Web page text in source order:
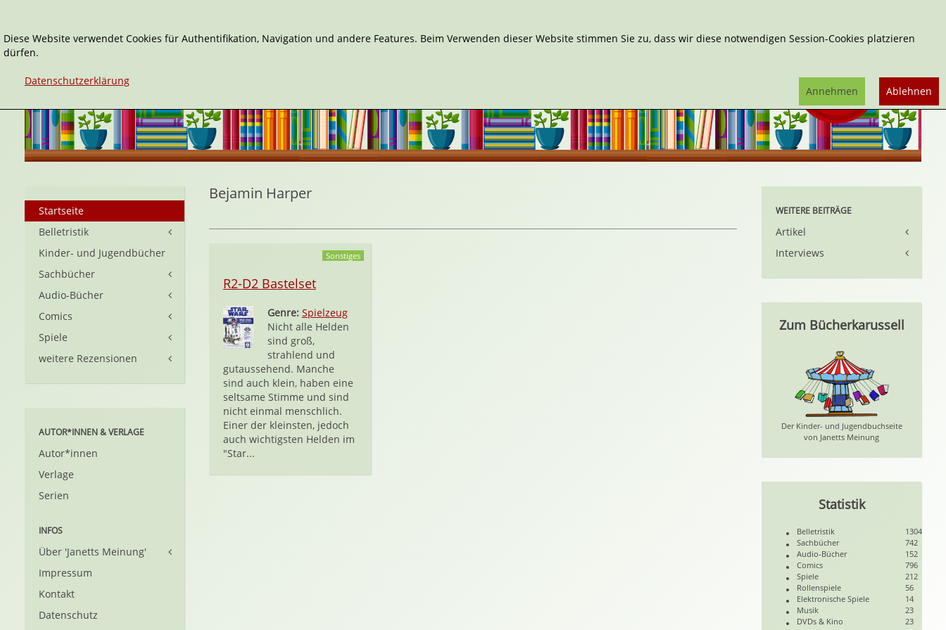
Bejamin Harper
Sonstiges
R2-D2 Bastelset
Genre: Spielzeug
Nicht alle Helden
sind groß,
strahlend und
gutaussehend. Manche
sind auch klein, haben eine
seltsame Stimme und sind
nicht einmal menschlich.
Einer der kleinsten, jedoch
auch wichtigsten Helden im
"Star...
Startseite
Belletristik
Kinder- und Jugendbücher
Sachbücher
Audio-Bücher
Comics
Spiele
weitere Rezensionen
AUTOR*INNEN & VERLAGE
Autor*innen
Verlage
Serien
INFOS
Über 'Janetts Meinung'
Impressum
Kontakt
Datenschutz
WEITERE BEITRÄGE
Artikel
Interviews
Zum Bücherkarussell
Der Kinder- und Jugendbuchseite
von Janetts Meinung
Statistik
Belletristik
1304
Sachbücher
742
Audio-Bücher
152
Comics
796
Spiele
212
Rollenspiele
56
Elektronische Spiele
14
Musik
23
DVDs & Kino
23
Diese Website verwendet Cookies für Authentifikation, Navigation und andere Features. Beim Verwenden dieser Website stimmen Sie zu, dass wir diese notwendigen Session-Cookies platzieren
dürfen.
Datenschutzerklärung
Ablehnen
Annehmen